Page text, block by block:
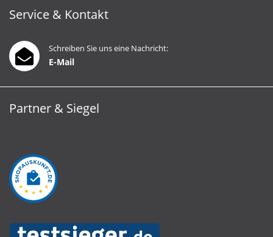
Service & Kontakt
Schreiben Sie uns eine Nachricht:
E-Mail
Partner & Siegel